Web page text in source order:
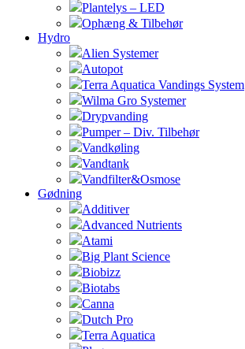
Plantelys – LED
Ophæng & Tilbehør
Hydro
Alien Systemer
Autopot
Terra Aquatica Vandings System
Wilma Gro Systemer
Drypvanding
Pumper – Div. Tilbehør
Vandkøling
Vandtank
Vandfilter&Osmose
Gødning
Additiver
Advanced Nutrients
Atami
Big Plant Science
Biobizz
Biotabs
Canna
Dutch Pro
Terra Aquatica